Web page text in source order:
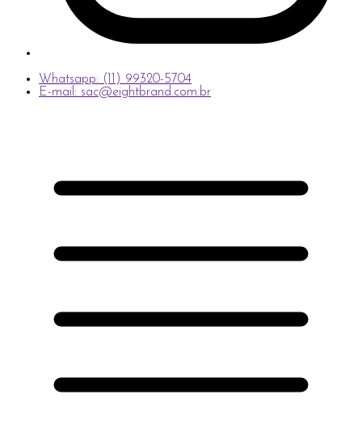
Whatsapp: (11) 99320-5704
E-mail: sac@eightbrand.com.br